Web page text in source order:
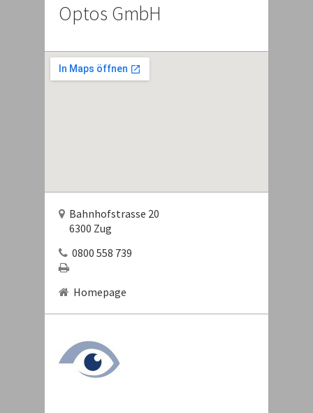
Optos GmbH
Bahnhofstrasse 20
6300 Zug
0800 558 739
Homepage